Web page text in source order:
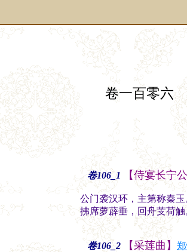
卷一百零六
卷106_1 【侍宴长宁
公门袭汉环，主第称秦
拂席萝薜垂，回舟芰荷
卷106_2 【采莲曲】